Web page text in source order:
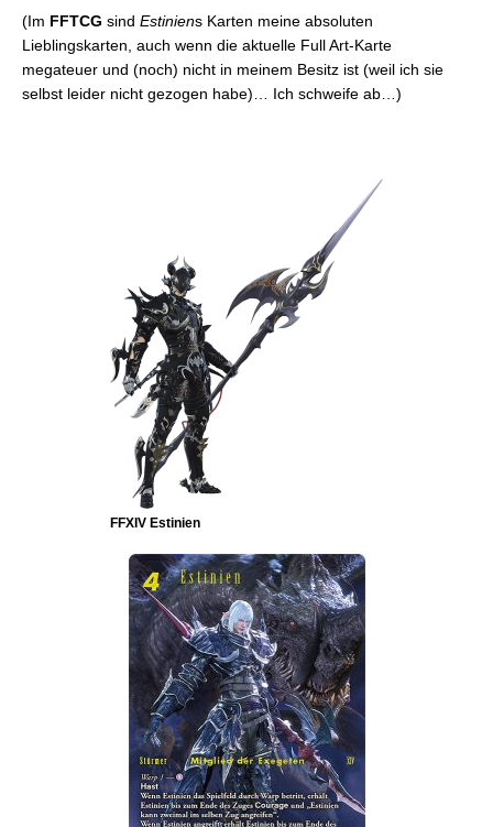
(Im FFTCG sind Estiniens Karten meine absoluten
Lieblingskarten, auch wenn die aktuelle Full Art-Karte
megateuer und (noch) nicht in meinem Besitz ist (weil ich sie
selbst leider nicht gezogen habe)… Ich schweife ab…)
FFXIV Estinien